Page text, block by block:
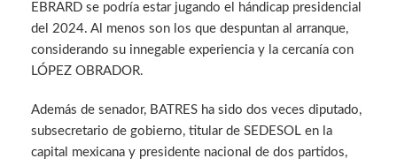
EBRARD se podría estar jugando el hándicap presidencial
del 2024. Al menos son los que despuntan al arranque,
considerando su innegable experiencia y la cercanía con
LÓPEZ OBRADOR.
Además de senador, BATRES ha sido dos veces diputado,
subsecretario de gobierno, titular de SEDESOL en la
capital mexicana y presidente nacional de dos partidos,